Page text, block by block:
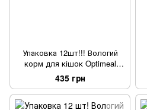
Упаковка 12шт!!! Вологий
корм для кішок Optimeal
(Оптимил) із кроликом у
білому соусі 85 г.
435 грн